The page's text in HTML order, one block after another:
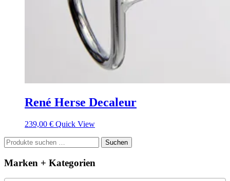
René Herse Decaleur
239,00 € Quick View
Suchen
nach:
Suchen
Marken + Kategorien